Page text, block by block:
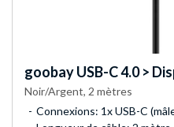
goobayUSB-C 4.0 >
Noir/Argent, 2 mètres
Connexions: 1x USB-C